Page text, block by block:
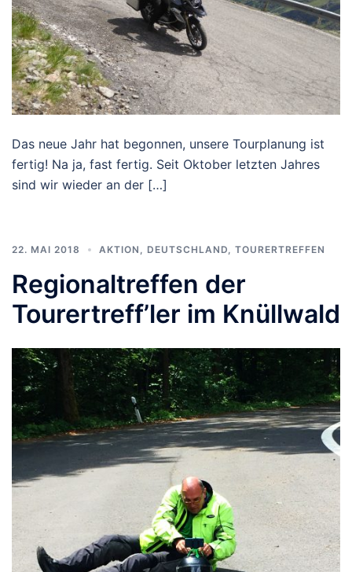
Das neue Jahr hat begonnen, unsere Tourplanung ist
fertig! Na ja, fast fertig. Seit Oktober letzten Jahres
sind wir wieder an der […]
22. MAI 2018 AKTION DEUTSCHLAND TOURERTREFFEN
Regionaltreffen der
Tourertreff’ler im Knüllwald